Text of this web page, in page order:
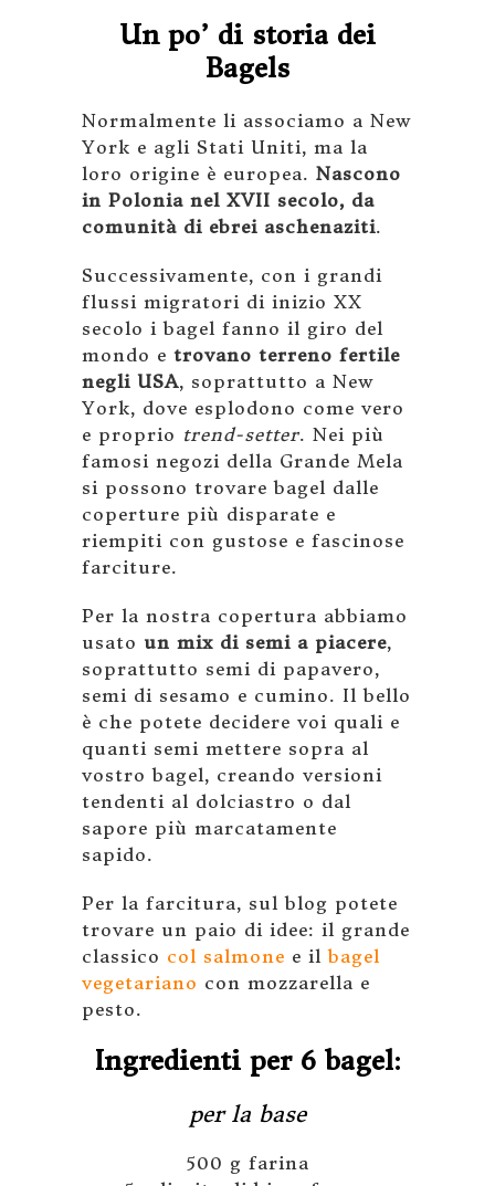
Un po’ di storia dei
Bagels
Normalmente li associamo a New
York e agli Stati Uniti, ma la
loro origine è europea. Nascono
in Polonia nel XVII secolo, da
comunità di ebrei aschenaziti.
Successivamente, con i grandi
flussi migratori di inizio XX
secolo i bagel fanno il giro del
mondo e trovano terreno fertile
negli USA, soprattutto a New
York, dove esplodono come vero
e proprio trend-setter. Nei più
famosi negozi della Grande Mela
si possono trovare bagel dalle
coperture più disparate e
riempiti con gustose e fascinose
farciture.
Per la nostra copertura abbiamo
usato un mix di semi a piacere,
soprattutto semi di papavero,
semi di sesamo e cumino. Il bello
è che potete decidere voi quali e
quanti semi mettere sopra al
vostro bagel, creando versioni
tendenti al dolciastro o dal
sapore più marcatamente
sapido.
Per la farcitura, sul blog potete
trovare un paio di idee: il grande
classico col salmone e ilbagel
vegetariano con mozzarella e
pesto.
Ingredienti per 6 bagel:
per la base
500 g farina